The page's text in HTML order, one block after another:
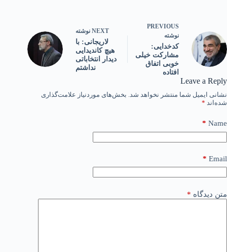
PREVIOUS
نوشته
کدخدایی:
مشارکت خیلی
خوبی اتفاق
افتاده
NEXT نوشته
لاریجانی: با
هیچ کاندیدایی
دیدار انتخاباتی
نداشتم
Leave a Reply
نشانی ایمیل شما منتشر نخواهد شد. بخش‌های موردنیاز علامت‌گذاری
شده‌اند *
Name
*
Email
*
متن دیدگاه *